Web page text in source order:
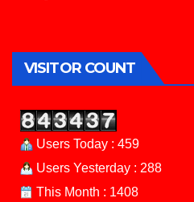
VISITOR COUNT
Users Today : 459
Users Yesterday : 288
This Month : 1408